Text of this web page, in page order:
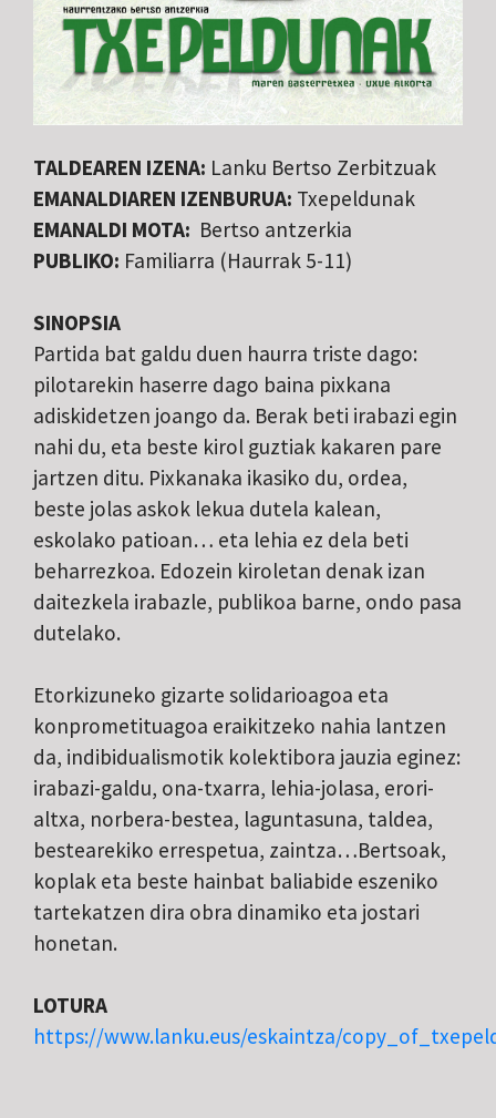
TALDEAREN IZENA: Lanku Bertso Zerbitzuak
EMANALDIAREN IZENBURUA: Txepeldunak
EMANALDI MOTA: Bertso antzerkia
PUBLIKO: Familiarra (Haurrak 5-11)
SINOPSIA
Partida bat galdu duen haurra triste dago:
pilotarekin haserre dago baina pixkana
adiskidetzen joango da. Berak beti irabazi egin
nahi du, eta beste kirol guztiak kakaren pare
jartzen ditu. Pixkanaka ikasiko du, ordea,
beste jolas askok lekua dutela kalean,
eskolako patioan… eta lehia ez dela beti
beharrezkoa. Edozein kiroletan denak izan
daitezkela irabazle, publikoa barne, ondo pasa
dutelako.
Etorkizuneko gizarte solidarioagoa eta
konprometituagoa eraikitzeko nahia lantzen
da, indibidualismotik kolektibora jauzia eginez:
irabazi-galdu, ona-txarra, lehia-jolasa, erori-
altxa, norbera-bestea, laguntasuna, taldea,
bestearekiko errespetua, zaintza…Bertsoak,
koplak eta beste hainbat baliabide eszeniko
tartekatzen dira obra dinamiko eta jostari
honetan.
LOTURA
https://www.lanku.eus/eskaintza/